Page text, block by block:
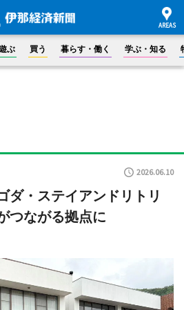
ぶ 買う 暮らす・働く 学ぶ・知る
2026.06.10
ダ・ステイアンドリトリ
ながる拠点に